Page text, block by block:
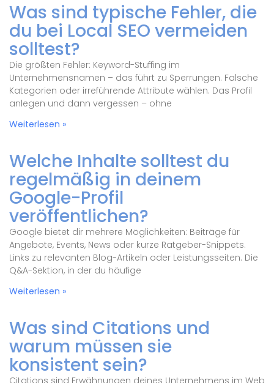
Was sind typische Fehler, die
du bei Local SEO vermeiden
solltest?
Die größten Fehler: Keyword-Stuffing im
Unternehmensnamen – das führt zu Sperrungen. Falsche
Kategorien oder irreführende Attribute wählen. Das Profil
anlegen und dann vergessen – ohne
Weiterlesen »
Welche Inhalte solltest du
regelmäßig in deinem
Google-Profil
veröffentlichen?
Google bietet dir mehrere Möglichkeiten: Beiträge für
Angebote, Events, News oder kurze Ratgeber-Snippets.
Links zu relevanten Blog-Artikeln oder Leistungsseiten. Die
Q&A-Sektion, in der du häufige
Weiterlesen »
Was sind Citations und
warum müssen sie
konsistent sein?